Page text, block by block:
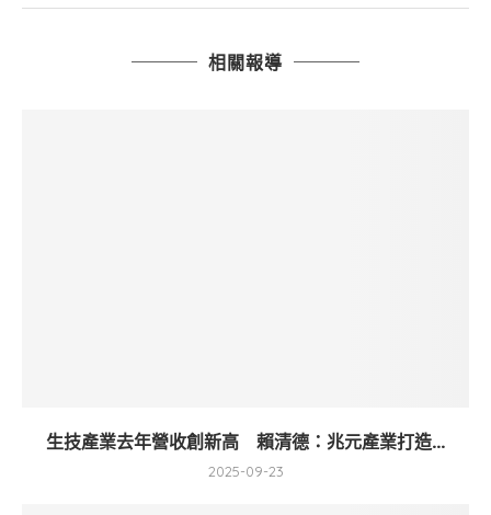
相關報導
生技產業去年營收創新高 賴清德：兆元產業打造...
2025-09-23